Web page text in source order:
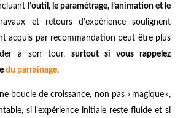
l’outil, le paramétrage, l’animation et le
et retours d’expérience soulignent
acquis par recommandation peut être plus
à son tour, surtout si vous rappelez
du parrainage.
boucle de croissance, non pas « magique »,
si l’expérience initiale reste fluide et si